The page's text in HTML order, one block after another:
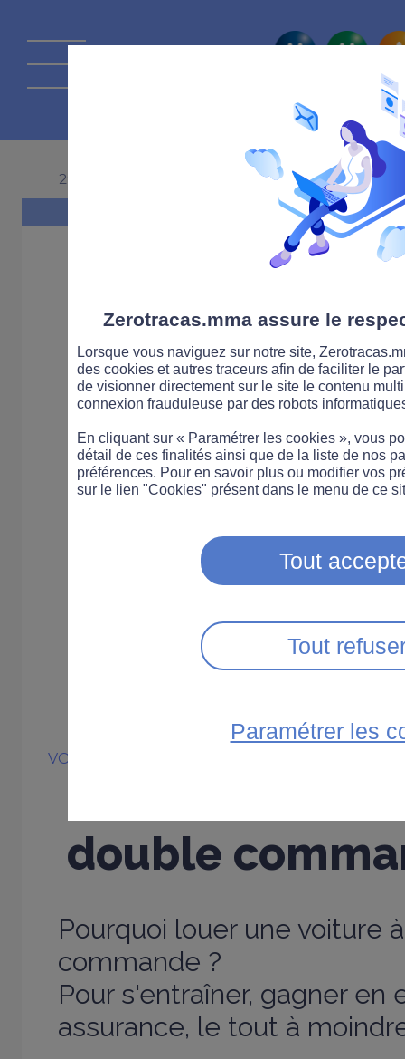
La route
29 JUILLET 2020
VOITURE
double
Pourquoi louer une voiture
commande ?
Pour s'entraîner, gagner en
assurance, le tout à
Zerotracas.mma assure le
Lorsque vous naviguez sur notre site,
des cookies et autres traceurs afin de faciliter le
de visionner directement sur le site le contenu
connexion frauduleuse par des robots
En cliquant sur « Paramétrer les cookies », vous
détail de ces finalités ainsi que de la liste de nos
préférences. Pour en savoir plus ou modifier vos
sur le lien "Cookies" présent dans le menu de ce
Tout
Tout
Paramétrer les